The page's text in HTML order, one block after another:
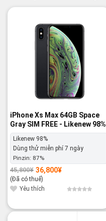
iPhone Xs Max 64GB Space
Gray SIM FREE - Likenew 98%
Likenew 98%
Dùng thử miễn phí 7 ngày
Pinzin: 87%
45,800¥
Giá
gốc
là:
45,800¥.
36,800¥
Giá
hiện
tại
là:
36,800¥.
(Đã có thuế)
Yêu thích